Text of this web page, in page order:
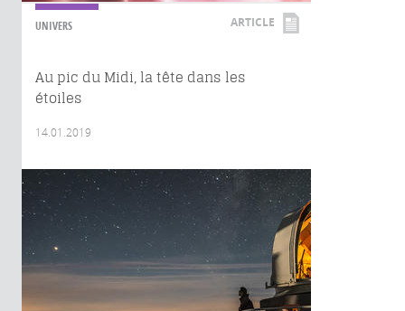
UNIVERS ARTICLE
Au pic du Midi, la tête dans les
étoiles
14.01.2019